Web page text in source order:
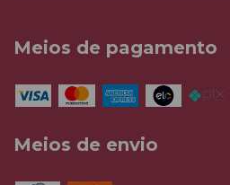
Meios de pagamento
Meios de envio